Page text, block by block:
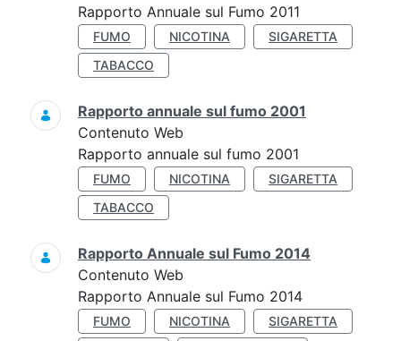
Rapporto Annuale sul Fumo 2011
FUMO NICOTINA
SIGARETTA
TABACCO
Rapporto annuale sul fumo 2001
Contenuto Web
Rapporto annuale sul fumo 2001
FUMO NICOTINA
SIGARETTA
TABACCO
Rapporto Annuale sul Fumo 2014
Contenuto Web
Rapporto Annuale sul Fumo 2014
FUMO NICOTINA
SIGARETTA